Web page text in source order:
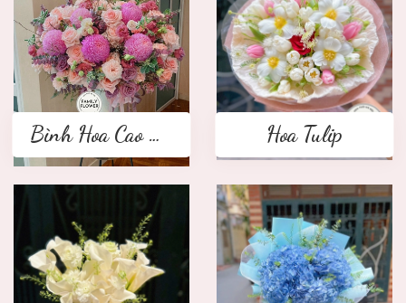
Bình Hoa Cao Cấp Hoa Tulip